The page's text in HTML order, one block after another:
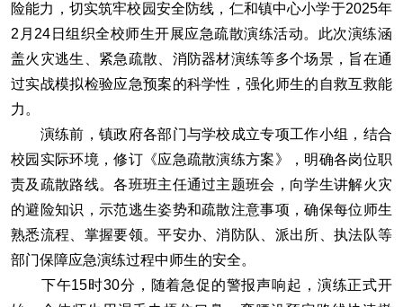
险能力，切实筑牢校园安全防线，仁和镇中心小学于2025年
2月24日组织全校师生开展应急疏散演练活动。此次演练涵
盖火灾逃生、紧急疏散、消防器材演练等多个场景，旨在通
过实战模拟检验应急预案的科学性，强化师生的自救互救能
力。
演练前，镇政府各部门与学校成立专项工作小组，结合
校园实际环境，修订《应急疏散演练方案》，明确各岗位职
责及疏散路线。各班班主任通过主题班会，向学生讲解火灾
的避险知识，示范逃生姿势和疏散注意事项，确保每位师生
熟悉流程、掌握要领。平安办、消防队、派出所、执法队等
部门保障应急演练过程中师生的安全。
下午15时30分，随着急促的警报声响起，演练正式开